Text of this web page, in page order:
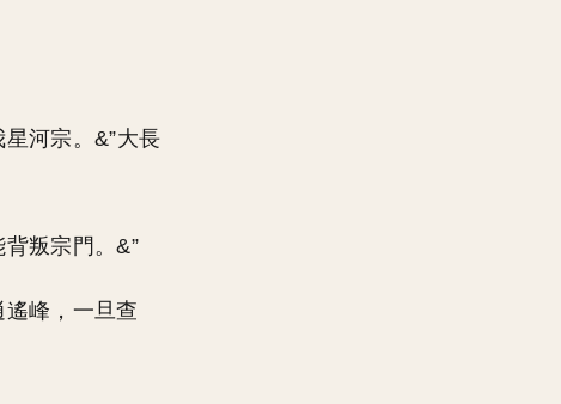
星河宗。&”大長
叛宗門。&”
峰，一旦查